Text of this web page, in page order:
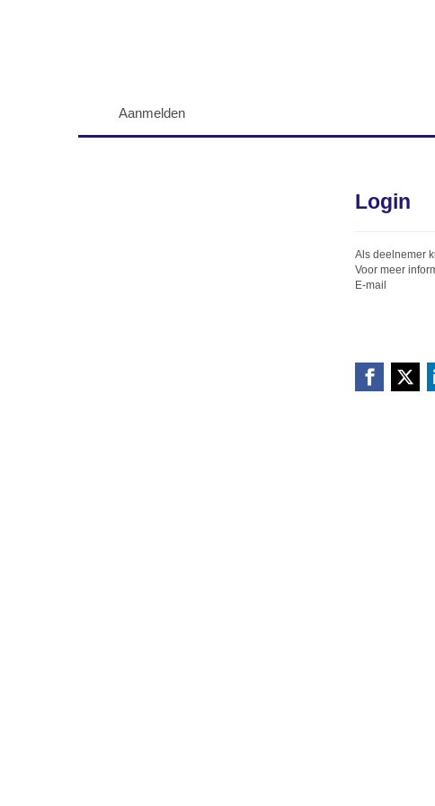
Aanmelden
Login
Als deelnemer
Voor meer
E-mail